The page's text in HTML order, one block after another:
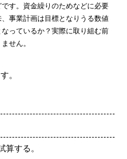
す。資金繰りのためなどに必要
事業計画は目標となりうる数値
っているか？実際に取り組む前
せん。
。
算する。